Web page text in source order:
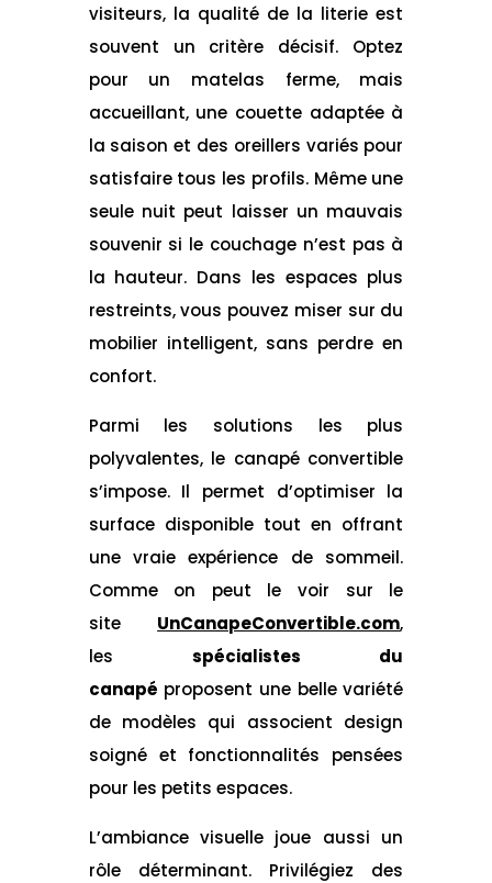
visiteurs, la qualité de la literie est
souvent un critère décisif. Optez
pour un matelas ferme, mais
accueillant, une couette adaptée à
la saison et des oreillers variés pour
satisfaire tous les profils. Même une
seule nuit peut laisser un mauvais
souvenir si le couchage n’est pas à
la hauteur. Dans les espaces plus
restreints, vous pouvez miser sur du
mobilier intelligent, sans perdre en
confort.
Parmi les solutions les plus
polyvalentes, le canapé convertible
s’impose. Il permet d’optimiser la
surface disponible tout en offrant
une vraie expérience de sommeil.
Comme on peut le voir sur le
site
UnCanapeConvertible.com,
les
spécialistes du
canapé proposent une belle variété
de modèles qui associent design
soigné et fonctionnalités pensées
pour les petits espaces.
L’ambiance visuelle joue aussi un
rôle déterminant. Privilégiez des